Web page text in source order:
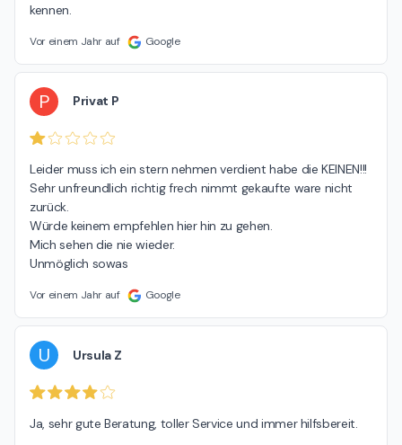
kennen.
Vor einem Jahr auf Google
P Privat P
Leider muss ich ein stern nehmen verdient habe die KEINEN!!!
Sehr unfreundlich richtig frech nimmt gekaufte ware nicht
zurück.
Würde keinem empfehlen hier hin zu gehen.
Mich sehen die nie wieder.
Unmöglich sowas
Vor einem Jahr auf Google
U Ursula Z
Ja, sehr gute Beratung, toller Service und immer hilfsbereit.